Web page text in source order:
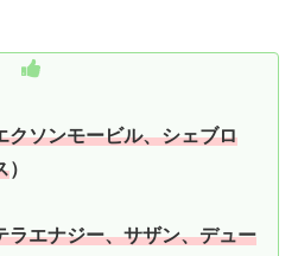
クソンモービル、シェブロ
）
ラエナジー、サザン、デュー